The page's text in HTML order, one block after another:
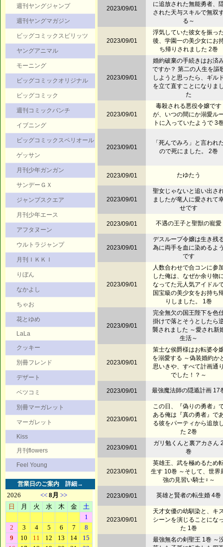
週刊ヤングジャンプ
週刊ヤングマガジン
ビッグコミックスピリッツ
ヤングアニマル
モーニング
ビッグコミックオリジナル
ビッグコミック
週刊コミックバンチ
イブニング
ビッグコミックスペリオール
ゲッサン
月刊少年ガンガン
サンデーＧＸ
ジャンプスクエア
月刊少年エース
アフタヌーン
ウルトラジャンプ
月刊ＩＫＫＩ
りぼん
なかよし
ちゃお
花とゆめ
LaLa
クッキー
別冊フレンド
デザート
ベツコミ
別冊マーガレット
マーガレット
Kiss
月刊flowers
Feel Young
営業日のご案内 詳細→
2023/09/01
に追放された無能勇者、
された天与スキルで無双
る～
2023/09/01
浮気していた彼女を振っ
後、学園一の美少女にお
ち帰りされました 2巻
2023/09/01
婚約破棄の手続きはお済
ですか？ 第二の人生を謳
しようと思ったら、ギル
を立て直すことになりま
た
2023/09/01
毒殺される悪役令嬢です
が、いつの間にか溺愛ル
トに入っていたようで 3
2023/09/01
「死んでみろ」と言われ
ので死にました。 2巻
2023/09/01 たゆたう
2023/09/01
聖女じゃないと追い出さ
ましたが竜人に愛されて
せです
2023/09/01 不遇の王子と聖獣の寵愛
2023/09/01
デスループ令嬢は生き残
為に両手を血に染めるよ
です
2023/09/01
人数合わせで合コンに参
した俺は、なぜか余り物
なってた元人気アイドル
国宝級の美少女をお持ち
りしました。 1巻
2023/09/01
完全無欠の国王陛下を色
掛けで落とそうとしたら
襲されました ～愛され新
生活～
2023/09/01
策士な侯爵様はお転婆令
を溺愛する ～偽装婚約か
思いきや、すべて計画通
でした！？～
2023/09/01 最強魔法師の隠遁計画 17
2023/09/01
この日、『偽りの勇者』
ある俺は『真の勇者』で
る彼をパーティから追放
た 2巻
2023/09/01
ガリ勉くんと裏アカさん
巻
2023/09/01
英雄王、武を極めるため
生す 10巻 ～そして、世界
強の見習い騎士♀～
2023/09/01 英雄と賢者の転生婚 4巻
2023/09/01
天才女優の幼馴染と、キ
シーンを演じることにな
た 1巻
最強無名の剣聖王 1巻 ～